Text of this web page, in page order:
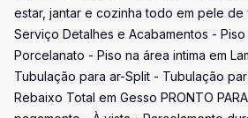
estar, jantar e cozinha todo em pele
Serviço Detalhes e Acabamentos -
Porcelanato - Piso na área intima em
Tubulação para ar-Split - Tubulação
Rebaixo Total em Gesso PRONTO